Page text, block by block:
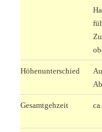
Höhenunterschied
Gesamtgehzeit